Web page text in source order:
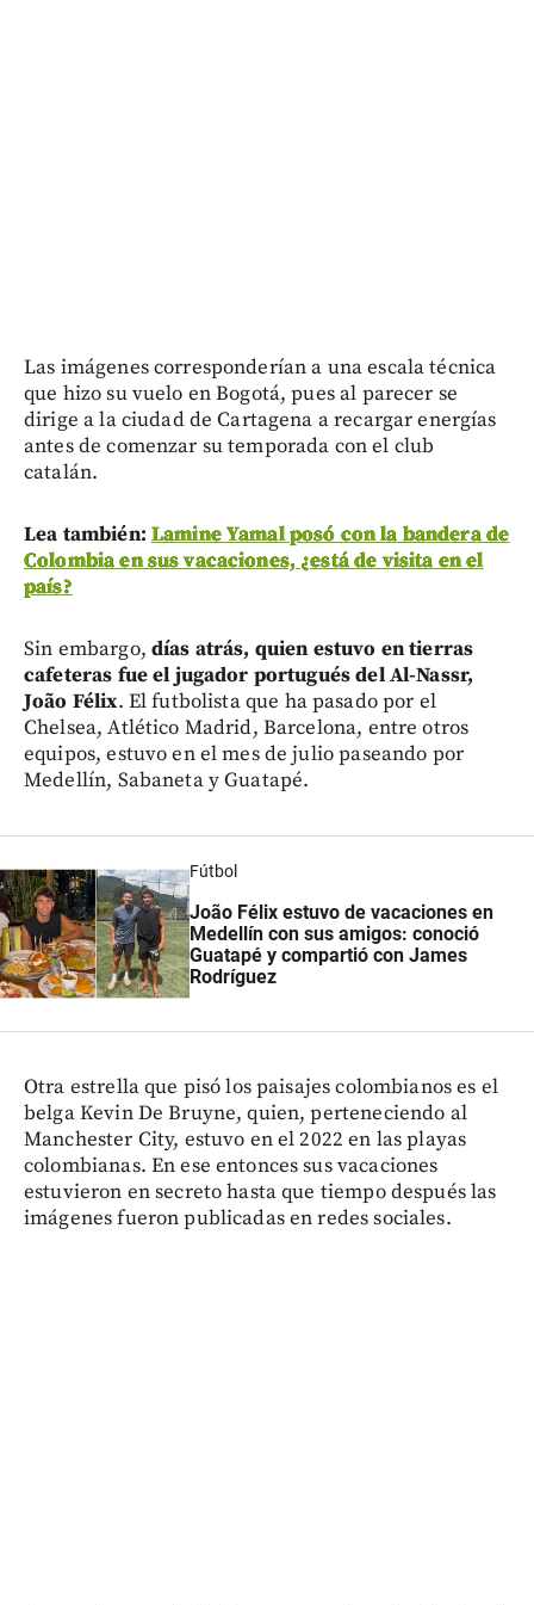
Las imágenes corresponderían a una escala técnica
que hizo su vuelo en Bogotá, pues al parecer se
dirige a la ciudad de Cartagena a recargar energías
antes de comenzar su temporada con el club
catalán.
Lea también: Lamine Yamal posó con la bandera de
Colombia en sus vacaciones, ¿está de visita en el
país?
Sin embargo, días atrás, quien estuvo en tierras
cafeteras fue el jugador portugués del Al-Nassr,
João Félix. El futbolista que ha pasado por el
Chelsea, Atlético Madrid, Barcelona, entre otros
equipos, estuvo en el mes de julio paseando por
Medellín, Sabaneta y Guatapé.
Fútbol
João Félix estuvo de vacaciones en
Medellín con sus amigos: conoció
Guatapé y compartió con James
Rodríguez
Otra estrella que pisó los paisajes colombianos es el
belga Kevin De Bruyne, quien, perteneciendo al
Manchester City, estuvo en el 2022 en las playas
colombianas. En ese entonces sus vacaciones
estuvieron en secreto hasta que tiempo después las
imágenes fueron publicadas en redes sociales.